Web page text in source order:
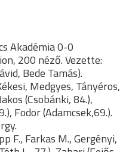
Akadémia 0-0
200 néző. Vezette:
Bede Tamás).
Medgyes, Tányéros,
(Csobánki, 84.),
Fodor (Adamcsek,69.).
F., Farkas M., Gergényi,